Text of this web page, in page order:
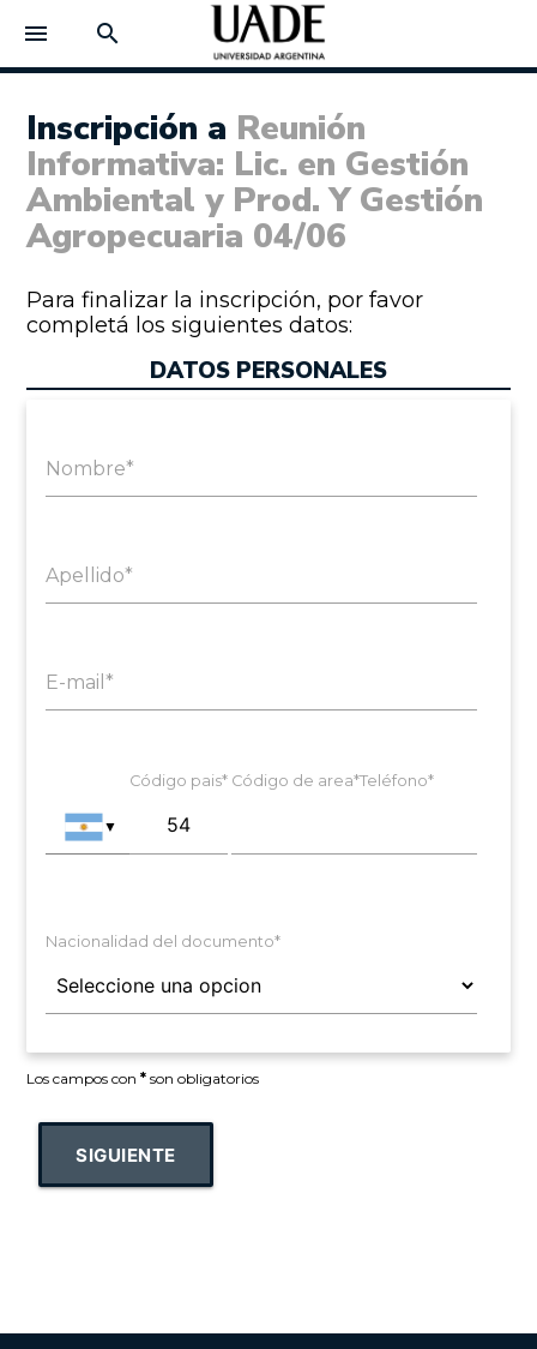
menu search
Inscripción a Reunión
Informativa: Lic. en Gestión
Ambiental y Prod. Y Gestión
Agropecuaria 04/06
Para finalizar la inscripción, por favor
completá los siguientes datos:
DATOS PERSONALES
Nombre*
Apellido*
E-mail*
▼
Código pais* Código de area*Teléfono*
Nacionalidad del documento*
Los campos con* son obligatorios
SIGUIENTE